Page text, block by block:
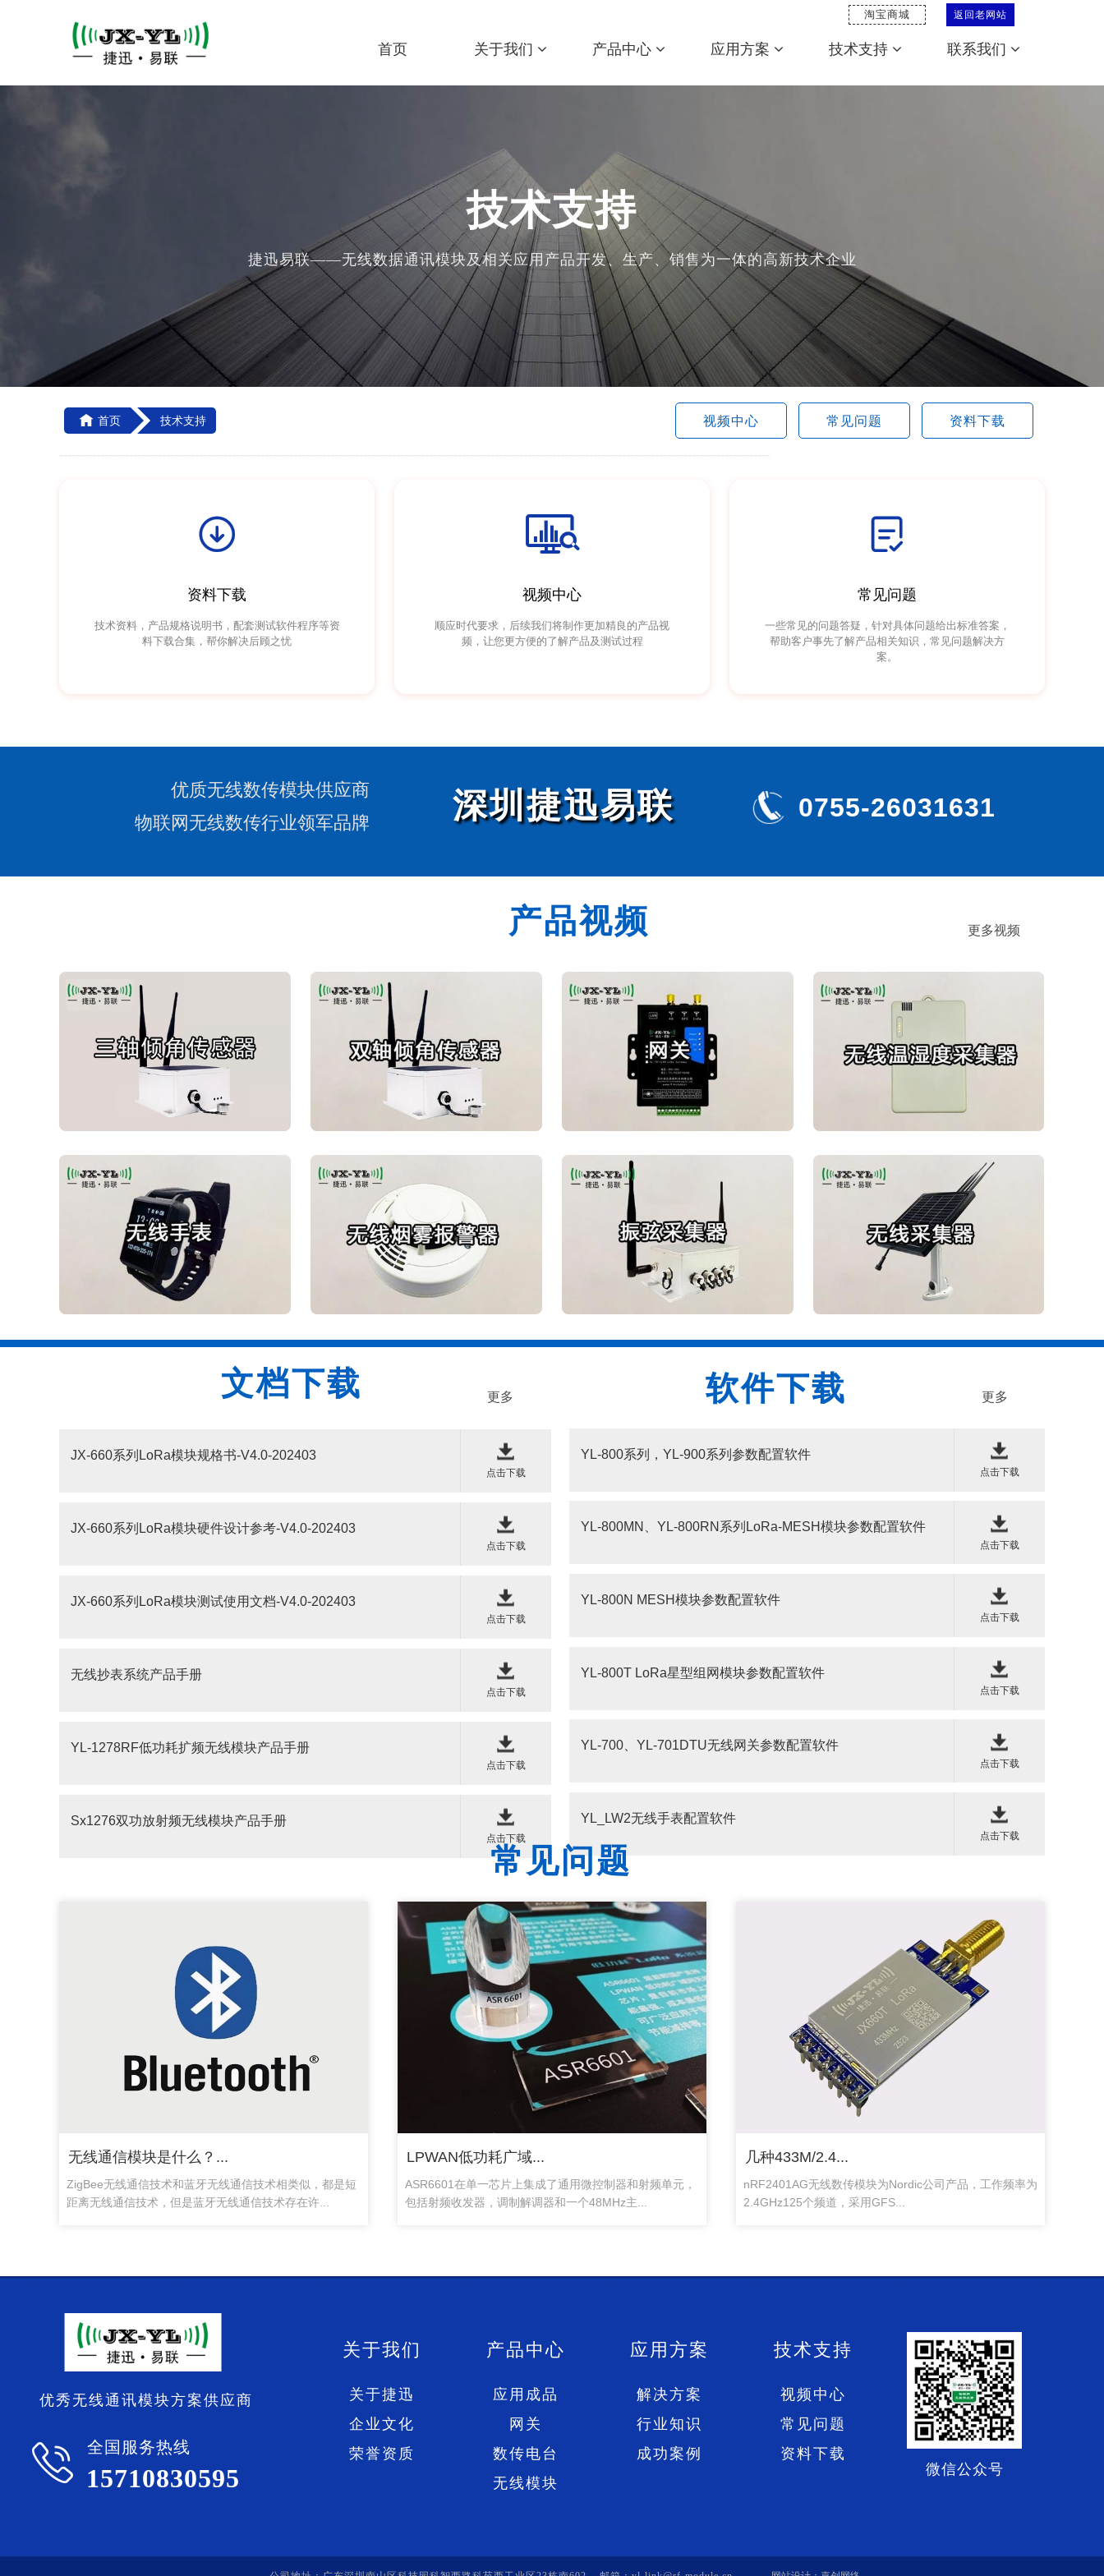
首页 关于我们 产品中心 应用方案 技术支持 联系我们
淘宝商城 返回老网站
技术支持
捷迅易联——无线数据通讯模块及相关应用产品开发、生产、销售为一体的高新技术企业
 首页 技术支持 视频中心 常见问题 资料下载
-----------------------------------------------------------------------------------------------------------------------------------------------------------------------------

资料下载
技术资料，产品规格说明书，配套测试软件程序等资
料下载合集，帮你解决后顾之忧

视频中心
顺应时代要求，后续我们将制作更加精良的产品视
频，让您更方便的了解产品及测试过程

常见问题
一些常见的问题答疑，针对具体问题给出标准答案，
帮助客户事先了解产品相关知识，常见问题解决方
案。
优质无线数传模块供应商
物联网无线数传行业领军品牌
0755-26031631
深圳捷迅易联
产品视频 更多视频
文档下载 软件下载
JX-660系列LoRa模块规格书-V4.0-202403
点击下载
JX-660系列LoRa模块硬件设计参考-V4.0-202403
点击下载
JX-660系列LoRa模块测试使用文档-V4.0-202403
点击下载
无线抄表系统产品手册
点击下载
YL-1278RF低功耗扩频无线模块产品手册
点击下载
Sx1276双功放射频无线模块产品手册
点击下载
YL-800系列，YL-900系列参数配置软件
点击下载
YL-800MN、YL-800RN系列LoRa-MESH模块参数配置软件
点击下载
YL-800N MESH模块参数配置软件
点击下载
YL-800T LoRa星型组网模块参数配置软件
点击下载
YL-700、YL-701DTU无线网关参数配置软件
点击下载
YL_LW2无线手表配置软件
点击下载
更多
更多
无线通信模块是什么？...
ZigBee无线通信技术和蓝牙无线通信技术相类似，都是短
距离无线通信技术，但是蓝牙无线通信技术存在许...
LPWAN低功耗广域...
ASR6601在单一芯片上集成了通用微控制器和射频单元，
包括射频收发器，调制解调器和一个48MHz主...
几种433M/2.4...
nRF2401AG无线数传模块为Nordic公司产品，工作频率为
2.4GHz125个频道，采用GFS...
常见问题
优秀无线通讯模块方案供应商
15710830595
关于我们
关于捷迅
企业文化
荣誉资质
产品中心
应用成品
网关
数传电台
无线模块
应用方案
解决方案
行业知识
成功案例
技术支持
视频中心
常见问题
资料下载
全国服务热线
微信公众号